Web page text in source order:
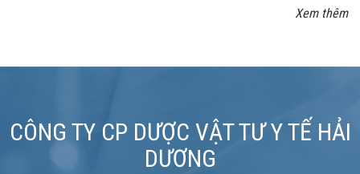
Xem thêm
CÔNG TY CP DƯỢC VẬT TƯ Y TẾ HẢI
DƯƠNG